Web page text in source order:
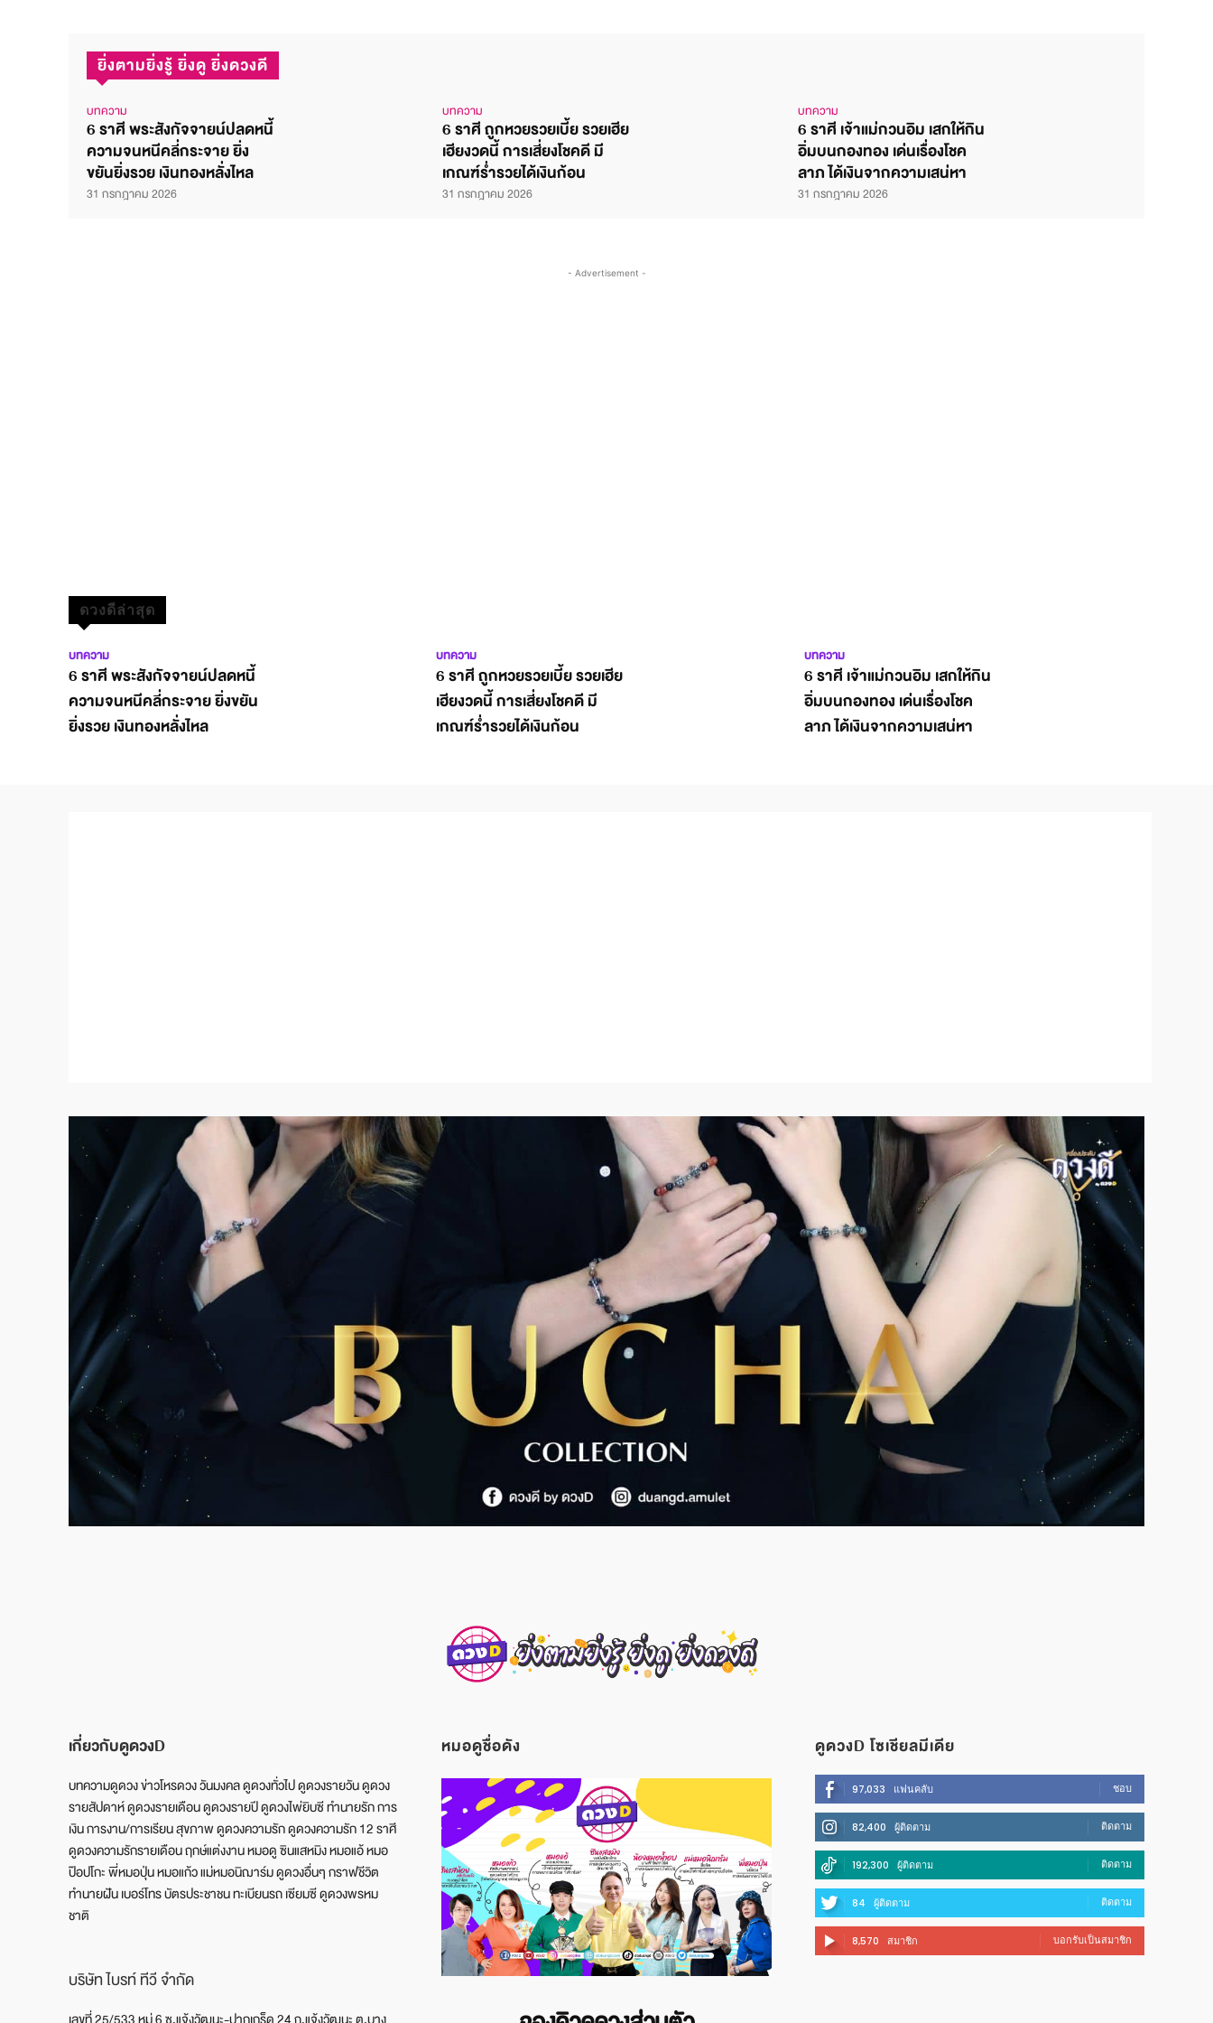
ยิ่งตามยิ่งรู้ ยิ่งดู ยิ่งดวงดี
บทความ
6 ราศี พระสังกัจจายน์ปลดหนี้
ความจนหนีคลี่กระจาย ยิ่ง
ขยันยิ่งรวย เงินทองหลั่งไหล
31 กรกฎาคม 2026
บทความ
6 ราศี ถูกหวยรวยเบี้ย รวยเฮีย
เฮียงวดนี้ การเสี่ยงโชคดี มี
เกณฑ์ร่ำรวยได้เงินก้อน
31 กรกฎาคม 2026
บทความ
6 ราศี เจ้าแม่กวนอิม เสกให้กิน
อิ่มบนกองทอง เด่นเรื่องโชค
ลาภ ได้เงินจากความเสน่หา
31 กรกฎาคม 2026
- Advertisement -
ดวงดีล่าสุด
บทความ
6 ราศี พระสังกัจจายน์ปลดหนี้
ความจนหนีคลี่กระจาย ยิ่งขยัน
ยิ่งรวย เงินทองหลั่งไหล
บทความ
6 ราศี ถูกหวยรวยเบี้ย รวยเฮีย
เฮียงวดนี้ การเสี่ยงโชคดี มี
เกณฑ์ร่ำรวยได้เงินก้อน
บทความ
6 ราศี เจ้าแม่กวนอิม เสกให้กิน
อิ่มบนกองทอง เด่นเรื่องโชค
ลาภ ได้เงินจากความเสน่หา
เกี่ยวกับดูดวงD
บทความดูดวง ข่าวโหรดวง วันมงคล ดูดวงทั่วไป ดูดวงรายวัน ดูดวง
รายสัปดาห์ ดูดวงรายเดือน ดูดวงรายปี ดูดวงไพ่ยิบซี ทำนายรัก การ
เงิน การงาน/การเรียน สุขภาพ ดูดวงความรัก ดูดวงความรัก 12 ราศี
ดูดวงความรักรายเดือน ฤกษ์แต่งงาน หมอดู ซินแสหมิง หมอแอ้ หมอ
ป๊อปโกะ พี่หมอปุ่น หมอแก้ว แม่หมอนิฌาร์ม ดูดวงอื่นๆ กราฟชีวิต
ทำนายฝัน เบอร์โทร บัตรประชาชน ทะเบียนรถ เซียมซี ดูดวงพรหม
ชาติ
บริษัท ไบรท์ ทีวี จำกัด
หมอดูชื่อดัง ดูดวงD โซเชียลมีเดีย
97,033 แฟนคลับ ชอบ
82,400 ผู้ติดตาม ติดตาม
192,300 ผู้ติดตาม ติดตาม
84 ผู้ติดตาม ติดตาม
8,570 สมาชิก บอกรับเป็นสมาชิก